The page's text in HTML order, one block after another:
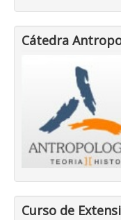
Cátedra
Curso de